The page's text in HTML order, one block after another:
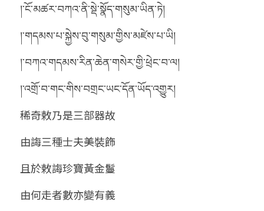
།་ངོ་མཚར་བཀའ་ནི་སྡེ་སྣོད་གསུམ་ཡིན་ཏེ།
།་གདམས་པ་སྐྱེས་བུ་གསུམ་གྱིས་མཛེས་པ་ཡི།
།་བཀའ་གདམས་རིན་ཆེན་གསེར་གྱི་ཕྲེང་བ་ལ།
།་འགྲོ་བ་གང་གིས་བགྲང་ཡང་དོན་ཡོད་འགྱུར།
稀奇敕乃是三部器故
由誨三種士夫美裝飾
且於敕誨珍寶黃金鬘
由何走者數亦變有義